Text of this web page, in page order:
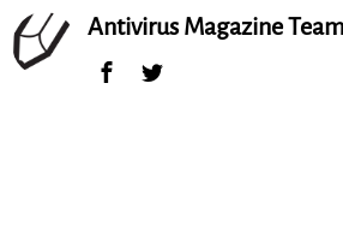
Antivirus Magazine Team